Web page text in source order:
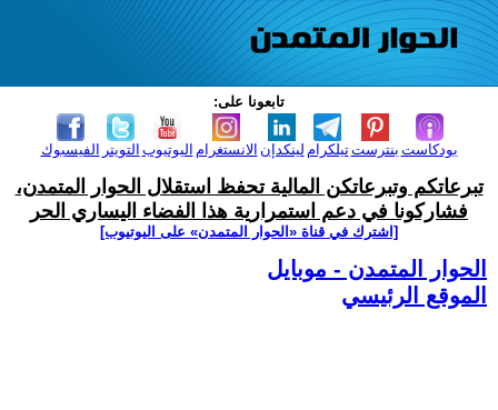
تابعونا على:
الفيسبوك التويتر اليوتيوب الانستغرام لينكدإن تيلكرامبنترست بودكاست
تبرعاتكم وتبرعاتكن المالية تحفظ استقلال الحوار المتمدن،
فشاركونا في دعم استمرارية هذا الفضاء اليساري الحر
[اشترك في قناة ‫«الحوار المتمدن» على اليوتيوب]
الحوار المتمدن - موبايل
الموقع الرئيسي